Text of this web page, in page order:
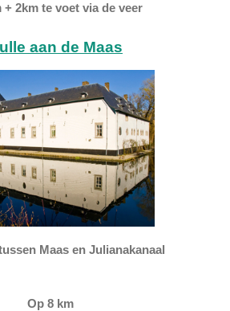
+ 2km te voet via de veer
aan de Maas
Maas en Julianakanaal
Op 8 km